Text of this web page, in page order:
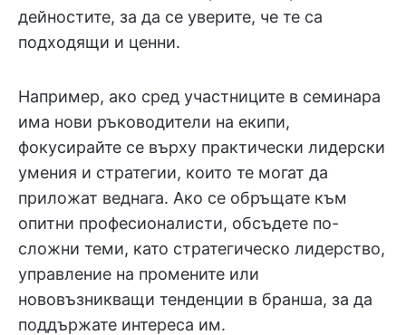
дейностите, за да се уверите, че те са
подходящи и ценни.
Например, ако сред участниците в семинара
има нови ръководители на екипи,
фокусирайте се върху практически лидерски
умения и стратегии, които те могат да
приложат веднага. Ако се обръщате към
опитни професионалисти, обсъдете по-
сложни теми, като стратегическо лидерство,
управление на промените или
нововъзникващи тенденции в бранша, за да
поддържате интереса им.